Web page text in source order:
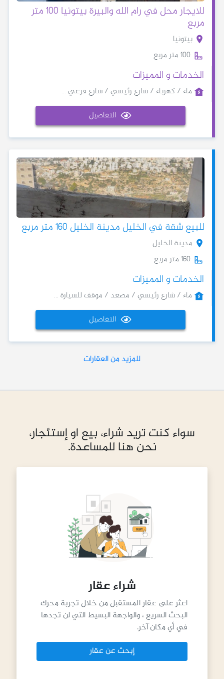
للايجار محل في رام الله والبيرة بيتونيا 100 متر
مربع
بيتونيا
100 متر مربع
الخدمات و المميزات
ماء / كهرباء / شارع رئيسي / شارع فرعي ...
التفاصيل
للبيع شقة في الخليل مدينة الخليل 160 متر مربع
مدينة الخليل
160 متر مربع
الخدمات و المميزات
ماء / شارع رئيسي / مصعد / موقف للسيارة ...
التفاصيل
للمزيد من العقارات
سواء كنت تريد شراء، بيع او إستئجار،
نحن هنا للمساعدة.
شراء عقار
اعثر على عقار المستقبل من خلال تجربة محرك
البحث السريع ، والواجهة البسيط التي لن تجدها
في أي مكان آخر.
إبحث عن عقار